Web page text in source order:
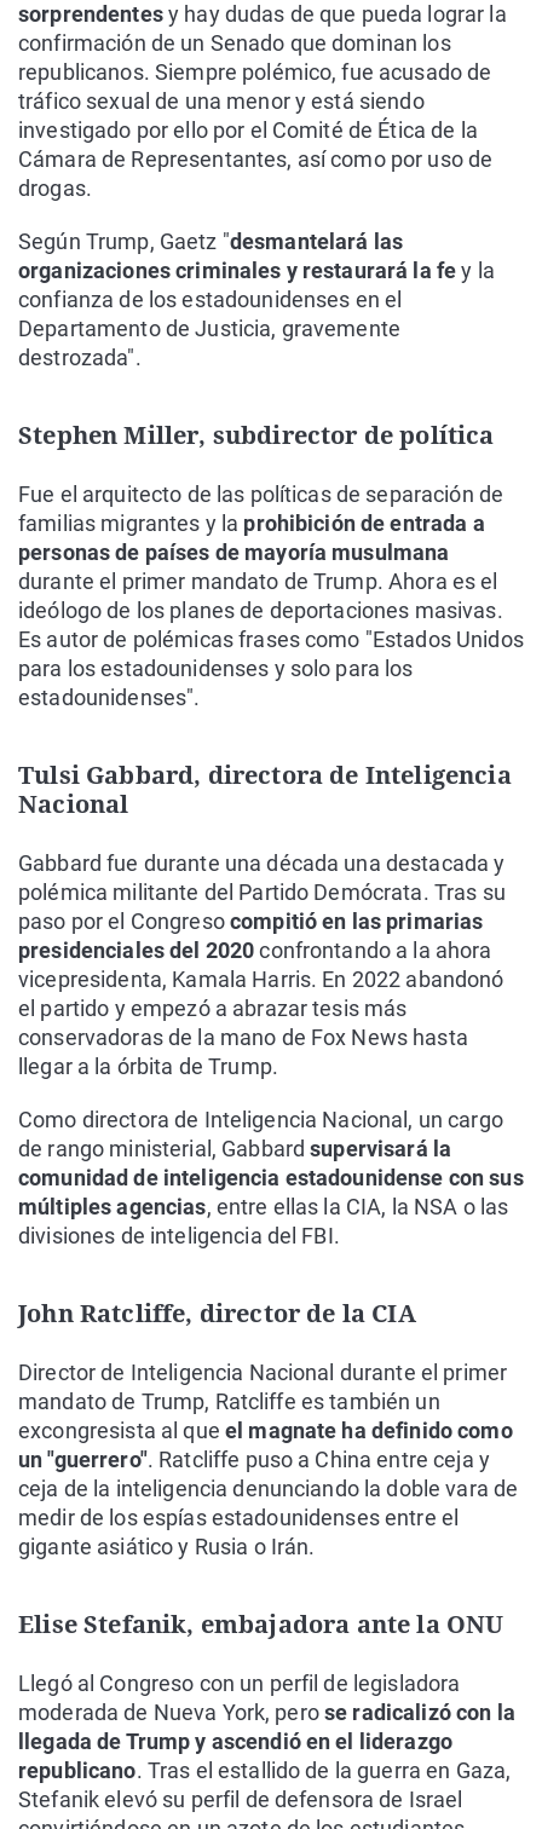
sorprendentesy hay dudas de que pueda lograr la
confirmación de un Senado que dominan los
republicanos. Siempre polémico, fue acusado de
tráfico sexual de una menor y está siendo
investigado por ello por el Comité de Ética de la
Cámara de Representantes, así como por uso de
drogas.
Según Trump, Gaetz "desmantelará las
organizaciones criminales y restaurará la fey la
confianza de los estadounidenses en el
Departamento de Justicia, gravemente
destrozada".
Stephen Miller, subdirector de política
Fue el arquitecto de las políticas de separación de
familias migrantes y la prohibición de entrada a
personas de países de mayoría musulmana
durante el primer mandato de Trump. Ahora es el
ideólogo de los planes de deportaciones masivas.
Es autor de polémicas frases como "Estados Unidos
para los estadounidenses y solo para los
estadounidenses".
Tulsi Gabbard, directora de Inteligencia
Nacional
Gabbard fue durante una década una destacada y
polémica militante del Partido Demócrata. Tras su
paso por el Congresocompitió en las primarias
presidenciales del 2020confrontando a la ahora
vicepresidenta, Kamala Harris. En 2022 abandonó
el partido y empezó a abrazar tesis más
conservadoras de la mano de Fox News hasta
llegar a la órbita de Trump.
Como directora de Inteligencia Nacional, un cargo
de rango ministerial, Gabbardsupervisará la
comunidad de inteligencia estadounidense con sus
múltiples agencias, entre ellas la CIA, la NSA o las
divisiones de inteligencia del FBI.
John Ratcliffe, director de la CIA
Director de Inteligencia Nacional durante el primer
mandato de Trump, Ratcliffe es también un
excongresista al que el magnate ha definido como
un "guerrero". Ratcliffe puso a China entre ceja y
ceja de la inteligencia denunciando la doble vara de
medir de los espías estadounidenses entre el
gigante asiático y Rusia o Irán.
Elise Stefanik, embajadora ante la ONU
Llegó al Congreso con un perfil de legisladora
moderada de Nueva York, perose radicalizó con la
llegada de Trump y ascendió en el liderazgo
republicano. Tras el estallido de la guerra en Gaza,
Stefanik elevó su perfil de defensora de Israel